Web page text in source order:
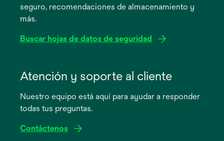
pestaña
nueva
seguro, recomendaciones de almacenamiento y
más.
Buscar hojas de datos de seguridad
abre
pestaña
Atención y soporte al cliente
Nuestro equipo está aquí para ayudar a responder
todas tus preguntas.
Contáctenos